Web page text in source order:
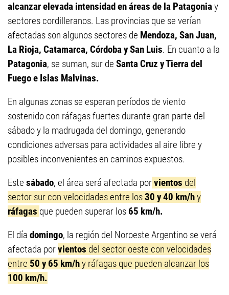
alcanzar elevada intensidad en áreas de la Patagoniay
sectores cordilleranos. Las provincias que se verían
afectadas son algunos sectores de Mendoza, San Juan,
La Rioja, Catamarca, Córdoba y San Luis. En cuanto a la
Patagonia, se suman, sur de Santa Cruz y Tierra del
Fuego e Islas Malvinas.
En algunas zonas se esperan períodos de viento
sostenido con ráfagas fuertes durante gran parte del
sábado y la madrugada del domingo, generando
condiciones adversas para actividades al aire libre y
posibles inconvenientes en caminos expuestos.
Este sábado, el área será afectada porvientos del
sector sur con velocidades entre los30 y 40 km/hy
ráfagas que pueden superar los 65 km/h.
El día domingo, la región del Noroeste Argentino se verá
afectada porvientos del sector oeste con velocidades
entre 50 y 65 km/hy ráfagas que pueden alcanzar los
100 km/h.